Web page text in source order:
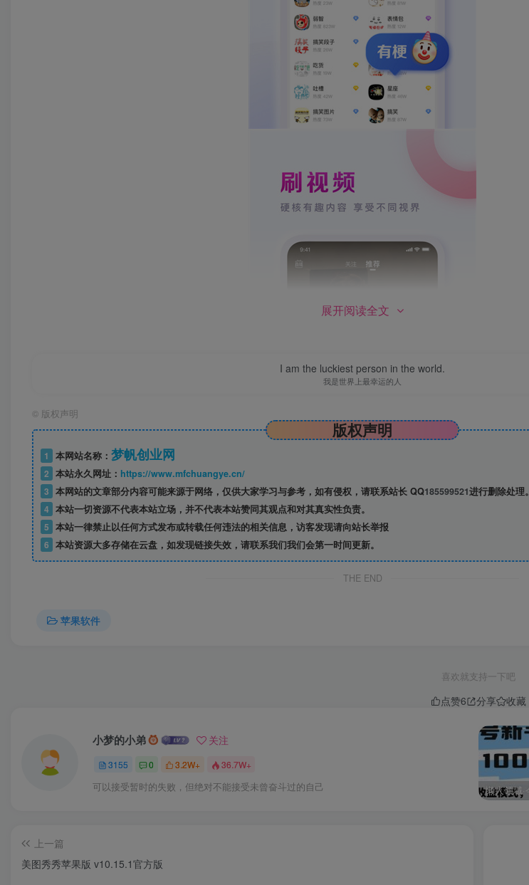
展开阅读全文
I am the luckiest person in the world.
我是世界上最幸运的人
© 版权声明
版权声明
1 本网站名称： 梦帆创业网
2 本站永久网址： https://www.mfchuangye.cn/
3 本网站的文章部分内容可能来源于网络，仅供大家学习与参考，如有侵权，请联系站长 QQ185599521进行删除处理。
4 本站一切资源不代表本站立场，并不代表本站赞同其观点和对其真实性负责。
5 本站一律禁止以任何方式发布或转载任何违法的相关信息，访客发现请向站长举报
6 本站资源大多存储在云盘，如发现链接失效，请联系我们我们会第一时间更新。
THE END
苹果软件
喜欢就支持一下吧
点赞6 分享 收藏
小梦的小弟 关注
3155 0 3.2W+ 36.7W+
可以接受暂时的失败，但绝对不能接受未曾奋斗过的自己
上一篇
美图秀秀苹果版 v10.15.1官方版